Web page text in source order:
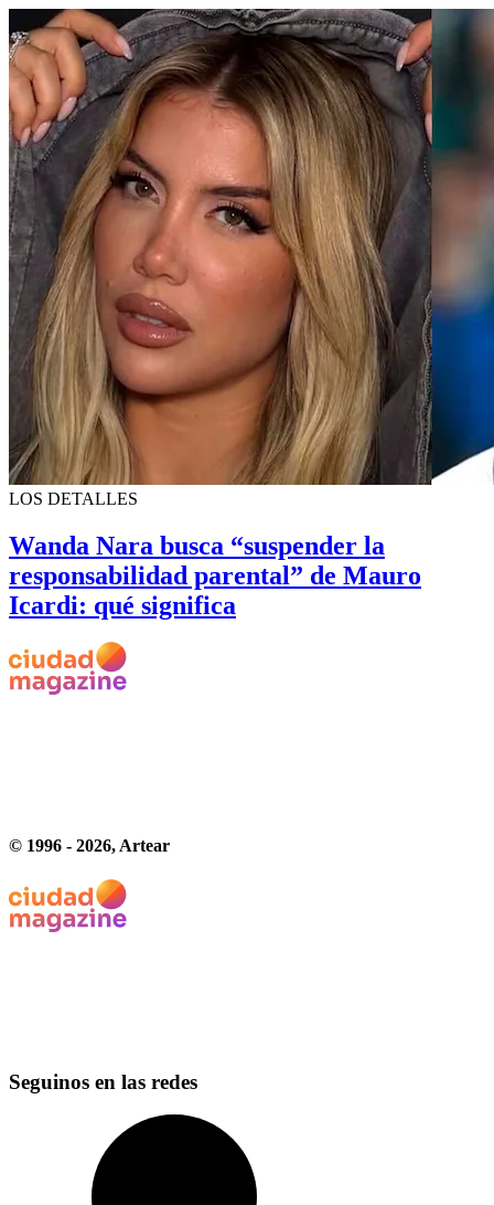
LOS DETALLES
Wanda Nara busca “suspender la
responsabilidad parental” de Mauro
Icardi: qué significa
© 1996 - 2026, Artear
Seguinos en las redes